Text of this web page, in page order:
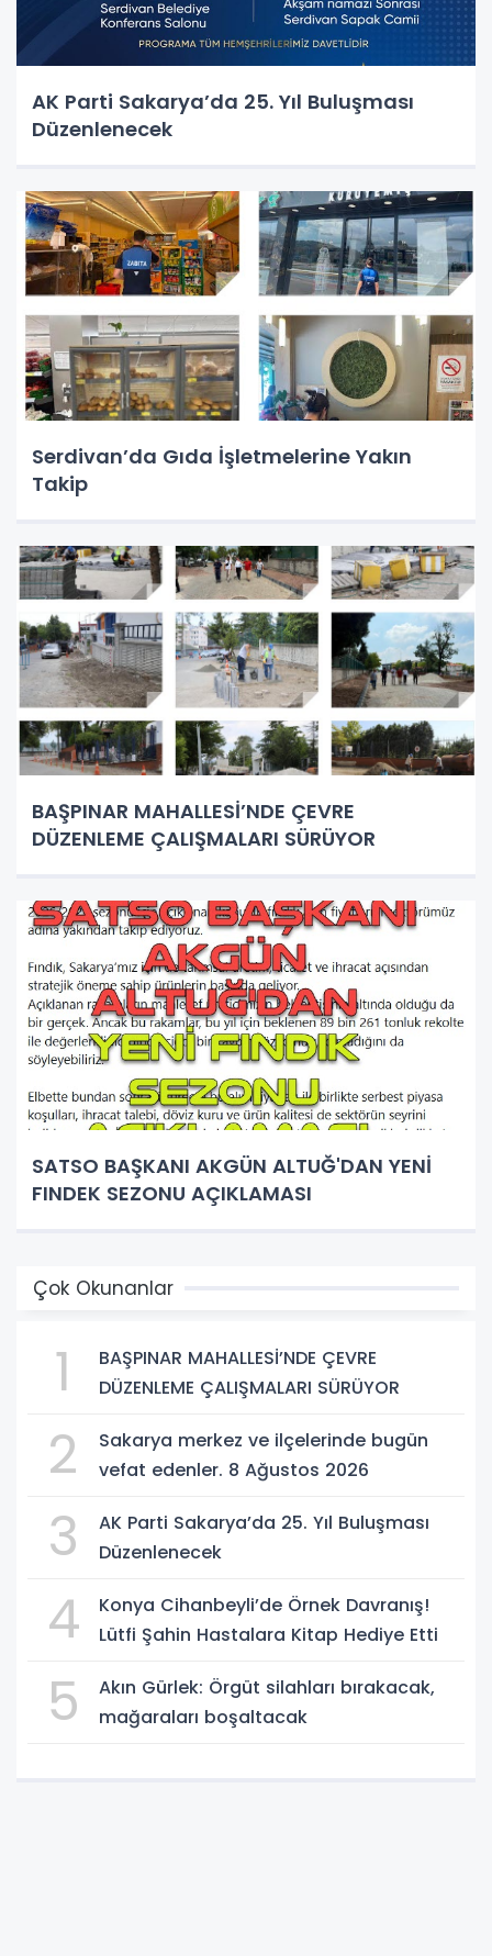
AK Parti Sakarya’da 25. Yıl Buluşması
Düzenlenecek
Serdivan’da Gıda İşletmelerine Yakın
Takip
BAŞPINAR MAHALLESİ’NDE ÇEVRE
DÜZENLEME ÇALIŞMALARI SÜRÜYOR
SATSO BAŞKANI AKGÜN ALTUĞ'DAN YENİ
FINDEK SEZONU AÇIKLAMASI
Çok Okunanlar
1
BAŞPINAR MAHALLESİ’NDE ÇEVRE
DÜZENLEME ÇALIŞMALARI SÜRÜYOR
2
Sakarya merkez ve ilçelerinde bugün
vefat edenler. 8 Ağustos 2026
3
AK Parti Sakarya’da 25. Yıl Buluşması
Düzenlenecek
4
Konya Cihanbeyli’de Örnek Davranış!
Lütfi Şahin Hastalara Kitap Hediye Etti
5
Akın Gürlek: Örgüt silahları bırakacak,
mağaraları boşaltacak